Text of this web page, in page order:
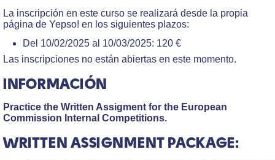
La inscripción en este curso se realizará desde la propia
página de Yepso! en los siguientes plazos:
Del 10/02/2025 al 10/03/2025: 120 €
Las inscripciones no están abiertas en este momento.
INFORMACIÓN
Practice the Written Assigment for the European
Commission Internal Competitions.
WRITTEN ASSIGNMENT PACKAGE: